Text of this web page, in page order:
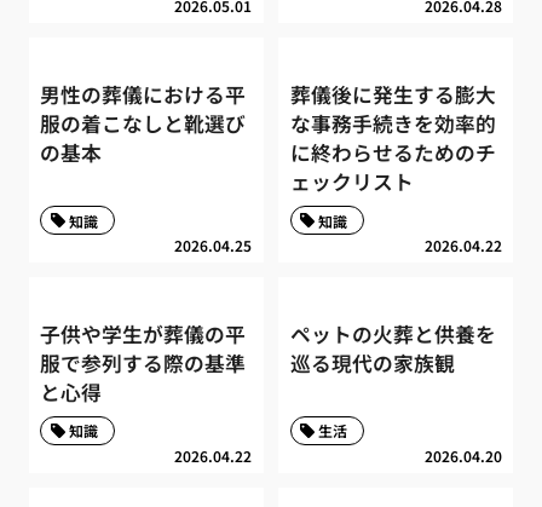
2026.05.01 2026.04.28
男性の葬儀における平
服の着こなしと靴選び
の基本
2026.04.25
知識
葬儀後に発生する膨大
な事務手続きを効率的
に終わらせるためのチ
ェックリスト
2026.04.22
知識
子供や学生が葬儀の平
服で参列する際の基準
と心得
2026.04.22
知識
ペットの火葬と供養を
巡る現代の家族観
2026.04.20
生活